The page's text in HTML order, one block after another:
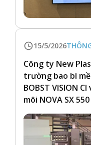
15/5/2026
Công ty New
trường bao bì
BOBST VISION
môi NOVA SX 550